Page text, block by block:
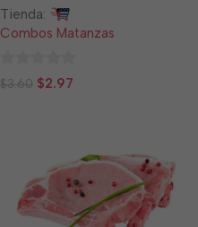
Tienda:
Combos Matanzas
0
$3.60 $2.97